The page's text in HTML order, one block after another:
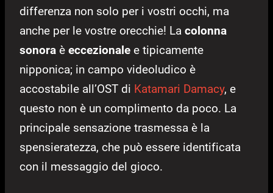
differenza non solo per i vostri occhi, ma
anche per le vostre orecchie! La colonna
sonora è eccezionale e tipicamente
nipponica; in campo videoludico è
accostabile all’OST di Katamari Damacy, e
questo non è un complimento da poco. La
principale sensazione trasmessa è la
spensieratezza, che può essere identificata
con il messaggio del gioco.